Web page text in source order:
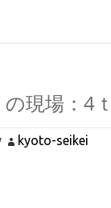
現場：4
kyoto-seikei